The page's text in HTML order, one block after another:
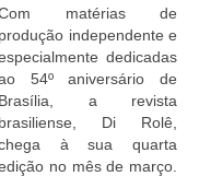
matérias de
produção independente e
dedicadas
54º aniversário de
Brasília, a revista
brasiliense, Di Rolê,
à sua quarta
no mês de março.